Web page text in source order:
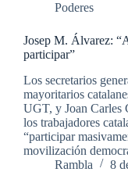
Poderes
Josep M. Álvarez:
participar”
Los secretarios
mayoritarios
UGT, y Joan Carles
los trabajadores
“participar
movilización
Rambla
8